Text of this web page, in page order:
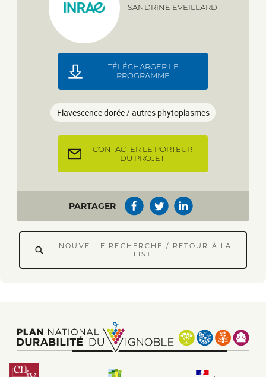
SANDRINE EVEILLARD
TÉLÉCHARGER LE
PROGRAMME
Flavescence dorée / autres phytoplasmes
CONTACTER LE PORTEUR
DU PROJET
PARTAGER
NOUVELLE RECHERCHE / RETOUR À LA
LISTE